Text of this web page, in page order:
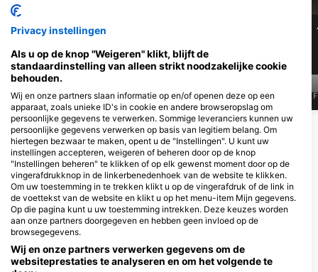
49Waarnemingen
J F M A M J J A S O N D J F M A M J J A S O N D F
Meer dieren weergeven
Duikcentra die deze duiklocatie
verzorgen
Gili Divers, Gili Divers - Gili
Trawangan
Jl Raja Gili Trawangan Gili
Gili Trawangan, 83352 Gili
Trawangan, NB - IndonesiË
Privacy instellingen
Als u op de knop "Weigeren" klikt, blijft de
standaardinstelling van alleen strikt noodzakelijke cookie
behouden.
Wij en onze partners slaan informatie op en/of openen deze op een
apparaat, zoals unieke ID's in cookie en andere browseropslag om
persoonlijke gegevens te verwerken. Sommige leveranciers kunnen uw
persoonlijke gegevens verwerken op basis van legitiem belang. Om
hiertegen bezwaar te maken, opent u de "Instellingen". U kunt uw
instellingen accepteren, weigeren of beheren door op de knop
"Instellingen beheren" te klikken of op elk gewenst moment door op de
vingerafdrukknop in de linkerbenedenhoek van de website te klikken.
Om uw toestemming in te trekken klikt u op de vingerafdruk of de link in
de voettekst van de website en klikt u op het menu-item Mijn gegevens.
Op die pagina kunt u uw toestemming intrekken. Deze keuzes worden
aan onze partners doorgegeven en hebben geen invloed op de
browsegegevens.
Wij en onze partners verwerken gegevens om de
websiteprestaties te analyseren en om het volgende te